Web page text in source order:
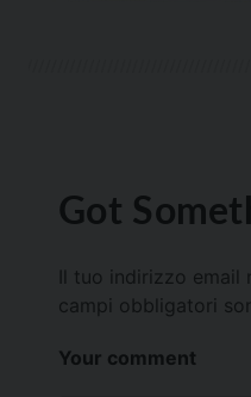
Got
Il tuo indirizzo
campi obbligatori
Your comment